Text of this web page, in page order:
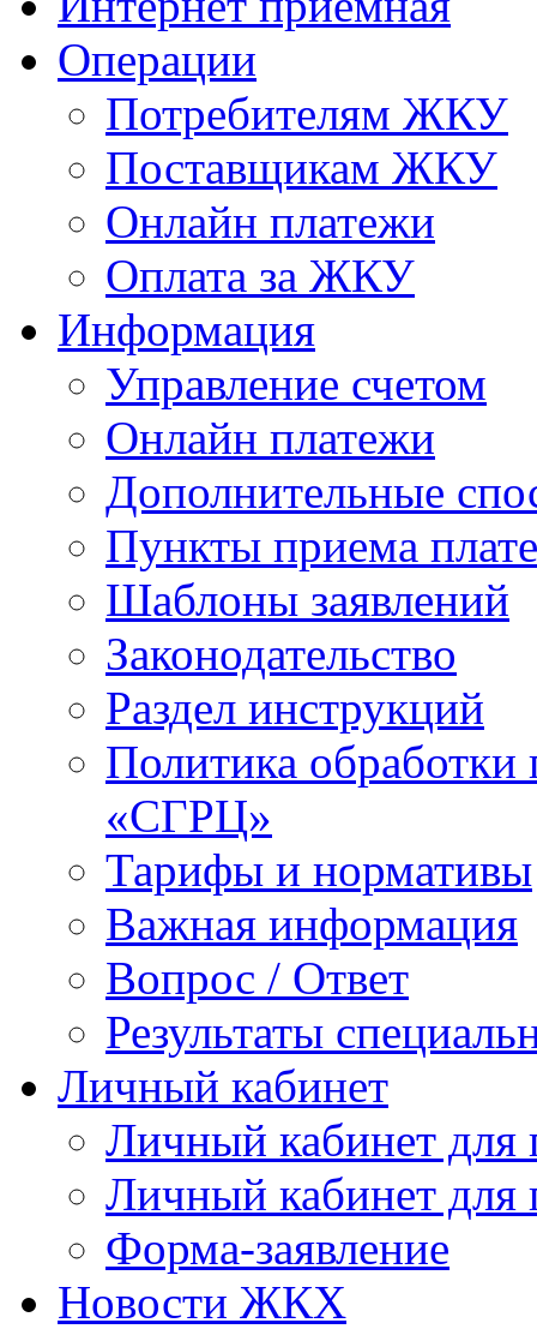
Операции
Потребителям ЖКУ
Поставщикам ЖКУ
Онлайн платежи
Оплата за ЖКУ
Информация
Управление счетом
Онлайн платежи
Дополнительные
Пункты приема
Шаблоны заявлений
Законодательство
Раздел инструкций
Политика
«СГРЦ»
Тарифы и нормативы
Важная информация
Вопрос / Ответ
Результаты
Личный кабинет
Личный кабинет
Личный кабинет
Форма-заявление
Новости ЖКХ